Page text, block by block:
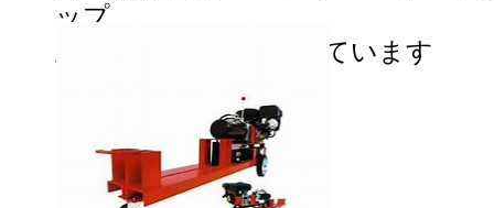
ップ
主に農林業用品を扱っています